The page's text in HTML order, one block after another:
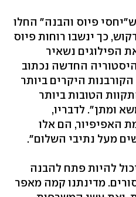
פיוס והבנה" החלו
כך ינשבו רוחות פיוס
הפילוגים נשאיר
החדשה נכתוב
היקרים ביותר
הטובות ביותר
ומתן". לדבריו,
האפיפיור, הם אלו
מעל נתיבי השלום".
להיות פתח להבנה
מדינתנו קמה מאפר